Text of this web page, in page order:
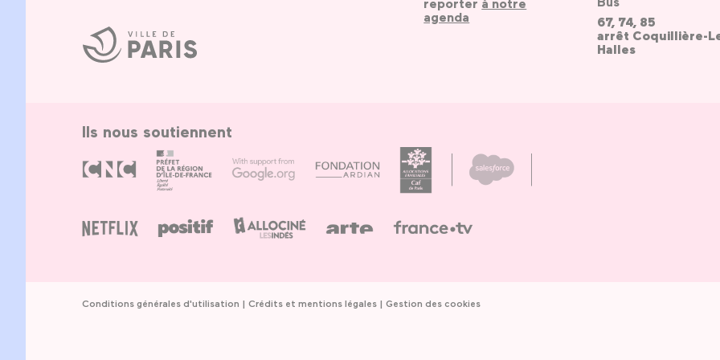
Ville
de
Paris
reporter à notre
agenda
67, 74, 85
arrêt Coquillière-
Halles
Ils nous soutiennent
Conditions générales d'utilisation Crédits et mentions légales Gestion des cookies